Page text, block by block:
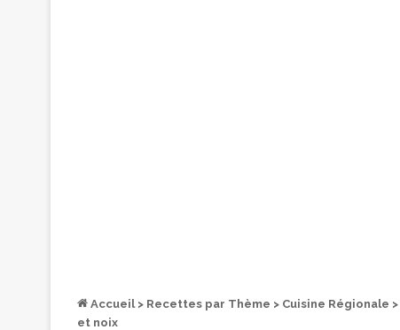
Accueil > Recettes par Thème > Cuisine Régionale >
et noix